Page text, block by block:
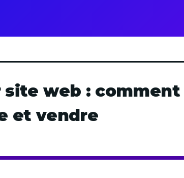
site web :
et vendre